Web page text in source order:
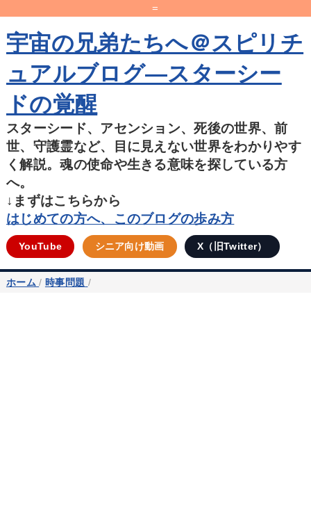
=
宇宙の兄弟たちへ＠スピリチ
ュアルブログ―スターシー
ドの覚醒
スターシード、アセンション、死後の世界、前
世、守護霊など、目に見えない世界をわかりやす
く解説。魂の使命や生きる意味を探している方
へ。
↓まずはこちらから
はじめての方へ、このブログの歩み方
YouTube シニア向け動画 X（旧Twitter）
ホーム / 時事問題 /